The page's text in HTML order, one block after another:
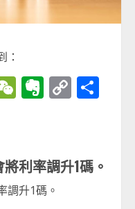
：
WeChat
Evernote
Copy
利率調升1碼。
調升1碼。